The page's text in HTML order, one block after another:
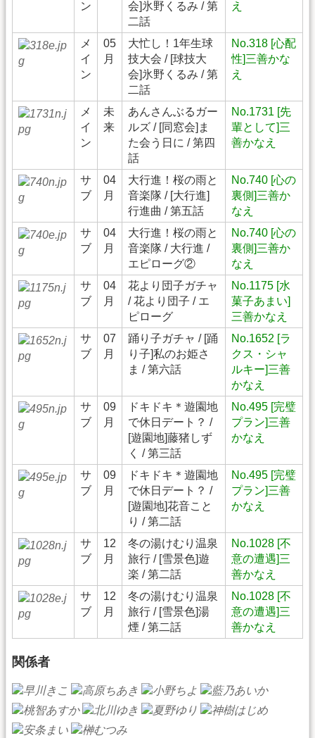
ン
会]氷野くるみ / 第
二話
え
メ
イ
ン
05
月
大忙し！1年生球
技大会 / [球技大
会]氷野くるみ / 第
二話
No.318 [心配
性]三善かな
え
メ
イ
ン
未
来
あんさんぶるガー
ルズ / [同窓会]ま
た会う日に / 第四
話
No.1731 [先
輩として]三
善かなえ
サ
ブ
04
月
大行進！桜の雨と
音楽隊 / [大行進]
行進曲 / 第五話
No.740 [心の
裏側]三善か
なえ
サ
ブ
04
月
大行進！桜の雨と
音楽隊 / 大行進 /
エピローグ②
No.740 [心の
裏側]三善か
なえ
サ
ブ
04
月
花より団子ガチャ
/ 花より団子 / エ
ピローグ
No.1175 [水
菓子あまい]
三善かなえ
サ
ブ
07
月
踊り子ガチャ / [踊
り子]私のお姫さ
ま / 第六話
No.1652 [ラ
クス・シャ
ルキー]三善
かなえ
サ
ブ
09
月
ドキドキ＊遊園地
で休日デート？ /
[遊園地]藤猪しず
く / 第三話
No.495 [完璧
プラン]三善
かなえ
サ
ブ
09
月
ドキドキ＊遊園地
で休日デート？ /
[遊園地]花音こと
り / 第二話
No.495 [完璧
プラン]三善
かなえ
サ
ブ
12
月
冬の湯けむり温泉
旅行 / [雪景色]遊
楽 / 第二話
No.1028 [不
意の遭遇]三
善かなえ
サ
ブ
12
月
冬の湯けむり温泉
旅行 / [雪景色]湯
煙 / 第二話
No.1028 [不
意の遭遇]三
善かなえ
関係者